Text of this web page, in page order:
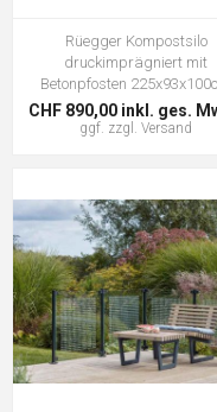
Rüegger Kompostsilo
druckimprägniert mit
Betonpfosten
CHF 890,00 inkl. ges.
ggf. zzgl. Versand